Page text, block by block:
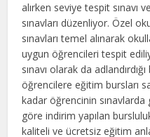
alırken seviye tespit sınavı
sınavları düzenliyor. Özel
sınavları temel alınarak
uygun öğrencileri tespit
sınavı olarak da
öğrencilere eğitim bursları
kadar öğrencinin
göre indirim yapılan
kaliteli ve ücretsiz eğitim